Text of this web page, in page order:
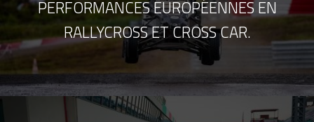
PERFORMANCES EUROPÉENNES EN
RALLYCROSS ET CROSS CAR.